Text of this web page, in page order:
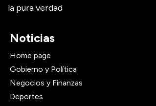
la pura verdad
Noticias
Home page
Gobierno y Política
Negocios y Finanzas
Deportes